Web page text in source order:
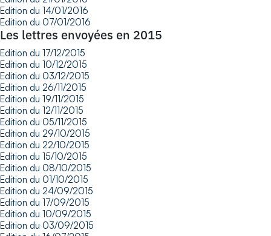
Edition du 14/01/2016
Edition du 07/01/2016
Les lettres envoyées en 2015
Edition du 17/12/2015
Edition du 10/12/2015
Edition du 03/12/2015
Edition du 26/11/2015
Edition du 19/11/2015
Edition du 12/11/2015
Edition du 05/11/2015
Edition du 29/10/2015
Edition du 22/10/2015
Edition du 15/10/2015
Edition du 08/10/2015
Edition du 01/10/2015
Edition du 24/09/2015
Edition du 17/09/2015
Edition du 10/09/2015
Edition du 03/09/2015